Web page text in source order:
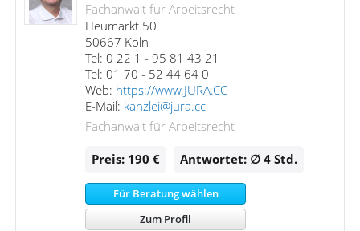
Fachanwalt für Arbeitsrecht
Heumarkt 50
50667 Köln
Tel: 0 22 1 - 95 81 43 21
Tel: 01 70 - 52 44 64 0
Web: https://www.JURA.CC
E-Mail: kanzlei@jura.cc
Fachanwalt für Arbeitsrecht
Preis: 190 € Antwortet: ∅ 4Std.
Für Beratung wählen
Zum Profil